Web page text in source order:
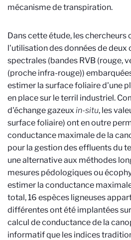
mécanisme de transpiration.
Dans cette étude, les chercheurs
l'utilisation des données de deux
spectrales (bandes RVB (rouge,
(proche infra-rouge))
estimer la surface foliaire d'une
en place sur le terril industriel.
d'échange gazeux in-situ, les
surface foliaire) ont en outre
conductance maximale de la
pour la gestion des effluents du
une alternative aux méthodes
mesures pédologiques ou
estimer la conductance
total, 16 espèces ligneuses
différentes ont été implantées
calcul de conductance de la
informatif que les indices